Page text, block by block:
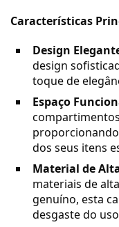
Características
Design
design
toque de
Espaço
dos seus itens
Material de
materiais de
genuíno, esta
desgaste do